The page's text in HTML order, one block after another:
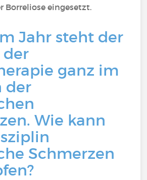
Borreliose eingesetzt.
Jahr steht der
der
ganz im
der
Wie kann
Schmerzen